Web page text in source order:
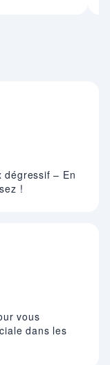
– En
!
vous
dans les